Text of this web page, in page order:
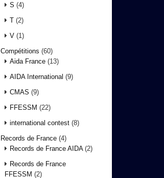
S (4)
T (2)
V (1)
Compétitions (60)
Aida France (13)
AIDA International (9)
CMAS (9)
FFESSM (22)
international contest (8)
Records de France (4)
Records de France AIDA(2)
Records de France
FFESSM (2)